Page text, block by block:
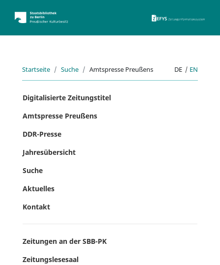
Startseite Suche Amtspresse Preußens DE | EN
Digitalisierte Zeitungstitel
Amtspresse Preußens
DDR-Presse
Jahresübersicht
Suche
Aktuelles
Kontakt
Zeitungen an der SBB-PK
Zeitungslesesaal